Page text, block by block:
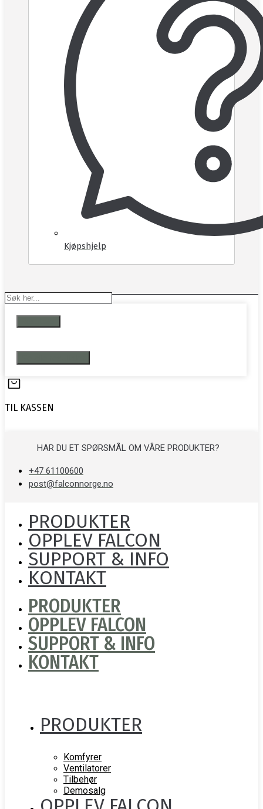
Kjøpshjelp
Search
TIL KASSEN
HAR DU ET SPØRSMÅL OM VÅRE PRODUKTER?
+47 61100600
post@falconnorge.no
PRODUKTER
OPPLEV FALCON
SUPPORT & INFO
KONTAKT
PRODUKTER
OPPLEV FALCON
SUPPORT & INFO
KONTAKT
PRODUKTER
Komfyrer
Ventilatorer
Tilbehør
Demosalg